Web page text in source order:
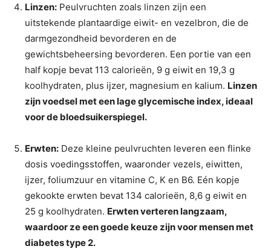
Linzen: Peulvruchten zoals linzen zijn een
uitstekende plantaardige eiwit- en vezelbron, die de
darmgezondheid bevorderen en de
gewichtsbeheersing bevorderen. Een portie van een
half kopje bevat 113 calorieën, 9 g eiwit en 19,3 g
koolhydraten, plus ijzer, magnesium en kalium. Linzen
zijn voedsel met een lage glycemische index, ideaal
voor de bloedsuikerspiegel.
Erwten: Deze kleine peulvruchten leveren een flinke
dosis voedingsstoffen, waaronder vezels, eiwitten,
ijzer, foliumzuur en vitamine C, K en B6. Eén kopje
gekookte erwten bevat 134 calorieën, 8,6 g eiwit en
25 g koolhydraten. Erwten verteren langzaam,
waardoor ze een goede keuze zijn voor mensen met
diabetes type 2.